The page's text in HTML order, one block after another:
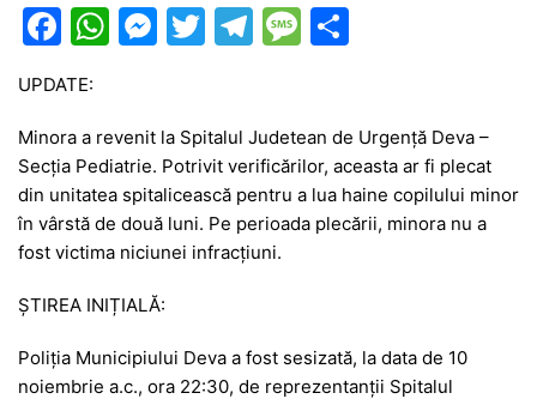
F
c
e
b
o
o
k
W
s
A
p
p
M
s
e
n
g
er
T
er
T
gr
a
m
M
s
a
g
je
a
z
UPDATE:
Minora a revenit la Spitalul Judetean de Urgență Deva –
Secția Pediatrie. Potrivit verificărilor, aceasta ar fi plecat
din unitatea spitalicească pentru a lua haine copilului minor
în vârstă de două luni. Pe perioada plecării, minora nu a
fost victima niciunei infracțiuni.
ȘTIREA INIȚIALĂ:
Poliția Municipiului Deva a fost sesizată, la data de 10
noiembrie a.c., ora 22:30, de reprezentanții Spitalul